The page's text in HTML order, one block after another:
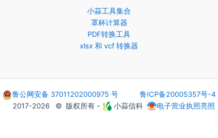
小蒜工具集合
罩杯计算器
PDF转换工具
xlsx 和 vcf 转换器
鲁公网安备 37011202000975 号
鲁ICP备20005357号-4
2017-2026 © 版权所有 -
小蒜信科 电子营业执照亮照